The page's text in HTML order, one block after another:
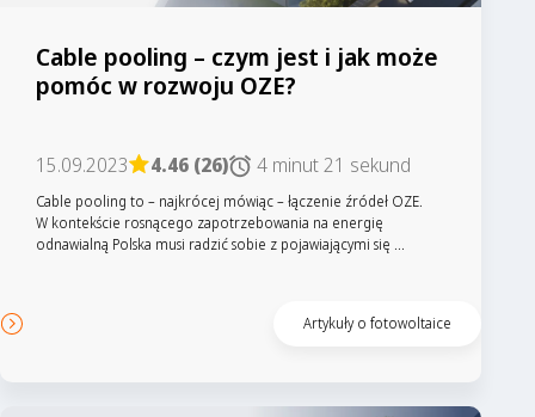
Cable pooling – czym jest i jak może
pomóc w rozwoju OZE?
15.09.2023 4.46 (26) 4 minut 21 sekund
Cable pooling to – najkrócej mówiąc – łączenie źródeł OZE.
W kontekście rosnącego zapotrzebowania na energię
odnawialną Polska musi radzić sobie z pojawiającymi się ...
Artykuły o fotowoltaice